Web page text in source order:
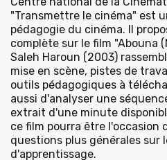
"Transmettre le cinéma" est
pédagogie du cinéma. Il
complète sur le film "Abouna
Saleh Haroun (2003)
mise en scène, pistes de
outils pédagogiques à
aussi d'analyser une
extrait d'une minute
ce film pourra être l'occasion
questions plus générales sur
d'apprentissage.